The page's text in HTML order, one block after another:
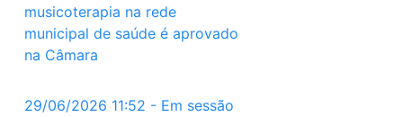
musicoterapia na rede
municipal de saúde é aprovado
na Câmara
29/06/2026 11:52 - Em sessão